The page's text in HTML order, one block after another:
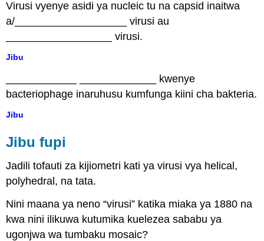
Virusi vyenye asidi ya nucleic tu na capsid inaitwa
a/___________________ virusi au
__________________ virusi.
Jibu
____________ _____________ kwenye
bacteriophage inaruhusu kumfunga kiini cha bakteria.
Jibu
Jibu fupi
Jadili tofauti za kijiometri kati ya virusi vya helical,
polyhedral, na tata.
Nini maana ya neno “virusi” katika miaka ya 1880 na
kwa nini ilikuwa kutumika kuelezea sababu ya
ugonjwa wa tumbaku mosaic?